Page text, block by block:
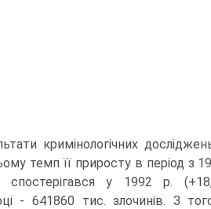
кримінологічних
темп її приросту в період з
спостерігався у 1992 р.
- 641860 тис. злочинів. З